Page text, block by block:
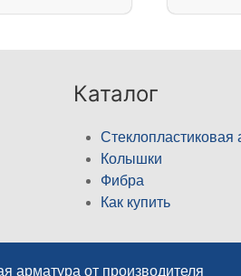
Каталог
Стеклопластиковая
Колышки
Фибра
Как купить
арматура от производителя